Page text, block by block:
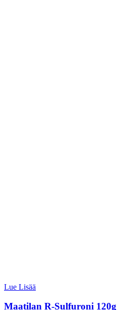
Lue Lisää
Maatilan R-Sulfuroni 120g